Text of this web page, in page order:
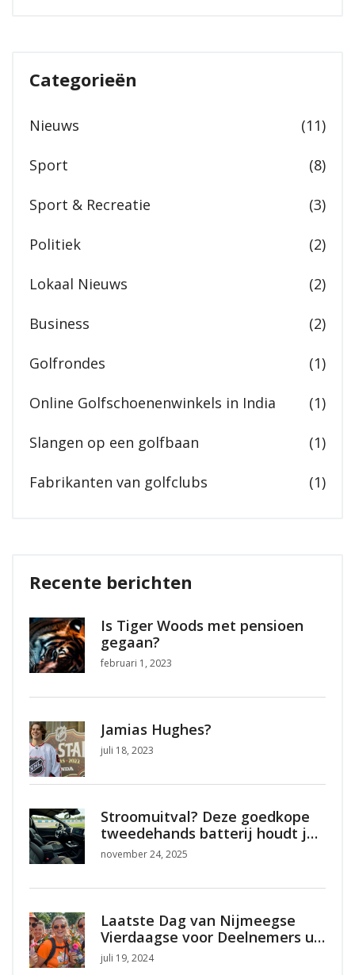
Categorieën
Nieuws (11)
Sport (8)
Sport & Recreatie (3)
Politiek (2)
Lokaal Nieuws (2)
Business (2)
Golfrondes (1)
Online Golfschoenenwinkels in India (1)
Slangen op een golfbaan (1)
Fabrikanten van golfclubs (1)
Recente berichten
Is Tiger Woods met pensioen
gegaan?
februari 1, 2023
Jamias Hughes?
juli 18, 2023
Stroomuitval? Deze goedkope
tweedehands batterij houdt je
koelkast maanden aan
november 24, 2025
Laatste Dag van Nijmeegse
Vierdaagse voor Deelnemers uit
Nijkerk: Een Bijzondere
Prestatie Samen
juli 19, 2024